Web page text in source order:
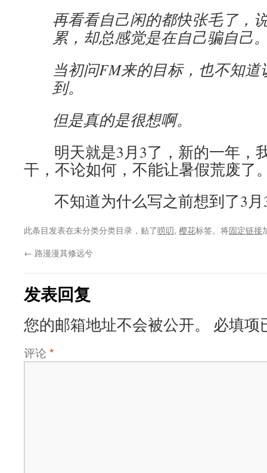
再看看自己闲的都快张毛了，
累，却总感觉是在自己骗自己
当初问FM来的目标，也不知
到。
但是真的是很想啊。
明天就是3月3了，新的一年，
干，不论如何，不能让暑假荒废了
不知道为什么写之前想到了3月
此条目发表在未分类分类目录，贴了唠叨, 樱花标签。将固定链接
← 路漫漫其修远兮
发表回复
您的邮箱地址不会被公开。 必填项
评论 *